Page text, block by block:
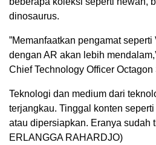
dinosaurus.
”Memanfaatkan pengamat
dengan AR akan lebih
Chief Technology Officer Octagon
Teknologi dan medium dari
terjangkau. Tinggal konten
atau dipersiapkan. Eranya sudah
ERLANGGA RAHARDJO)